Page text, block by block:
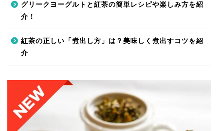
グリークヨーグルトと紅茶の簡単レシピや楽しみ方を紹
介！
紅茶の正しい「煮出し方」は？美味しく煮出すコツを紹
介